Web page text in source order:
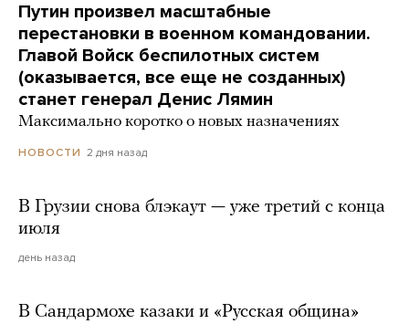
Путин произвел масштабные
перестановки в военном командовании.
Главой Войск беспилотных систем
(оказывается, все еще не созданных)
станет генерал Денис Лямин
Максимально коротко о новых назначениях
НОВОСТИ 2 дня назад
В Грузии снова блэкаут — уже третий с конца
июля
день назад
В Сандармохе казаки и «Русская община»